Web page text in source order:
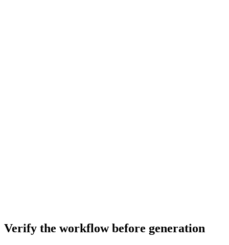
Verify the workflow before generation